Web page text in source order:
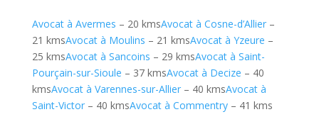
Avocat à Avermes – 20 kmsAvocat à Cosne-d’Allier–
21 kmsAvocat à Moulins – 21 kmsAvocat à Yzeure –
25 kmsAvocat à Sancoins – 29 kmsAvocat à Saint-
Pourçain-sur-Sioule – 37 kmsAvocat à Decize – 40
kmsAvocat à Varennes-sur-Allier– 40 kmsAvocat à
Saint-Victor– 40 kmsAvocat à Commentry– 41 kms